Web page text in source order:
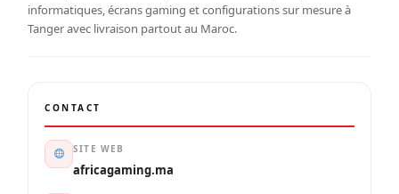
informatiques, écrans gaming et configurations sur mesure à
Tanger avec livraison partout au Maroc.
CONTACT
SITE WEB
africagaming.ma